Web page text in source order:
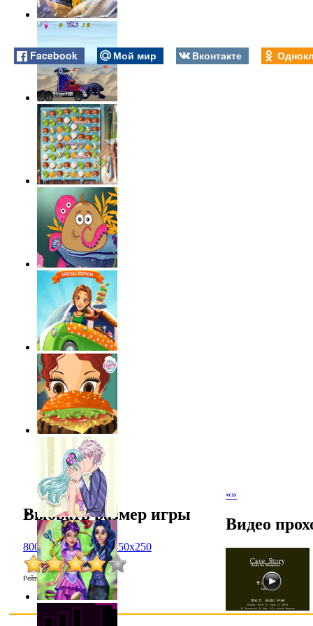
Facebook Мой мир Вконтакте
«»
Выбрать размер игры
800x600 1024x768 450x250
Рейтинг :4.0/4
Видео